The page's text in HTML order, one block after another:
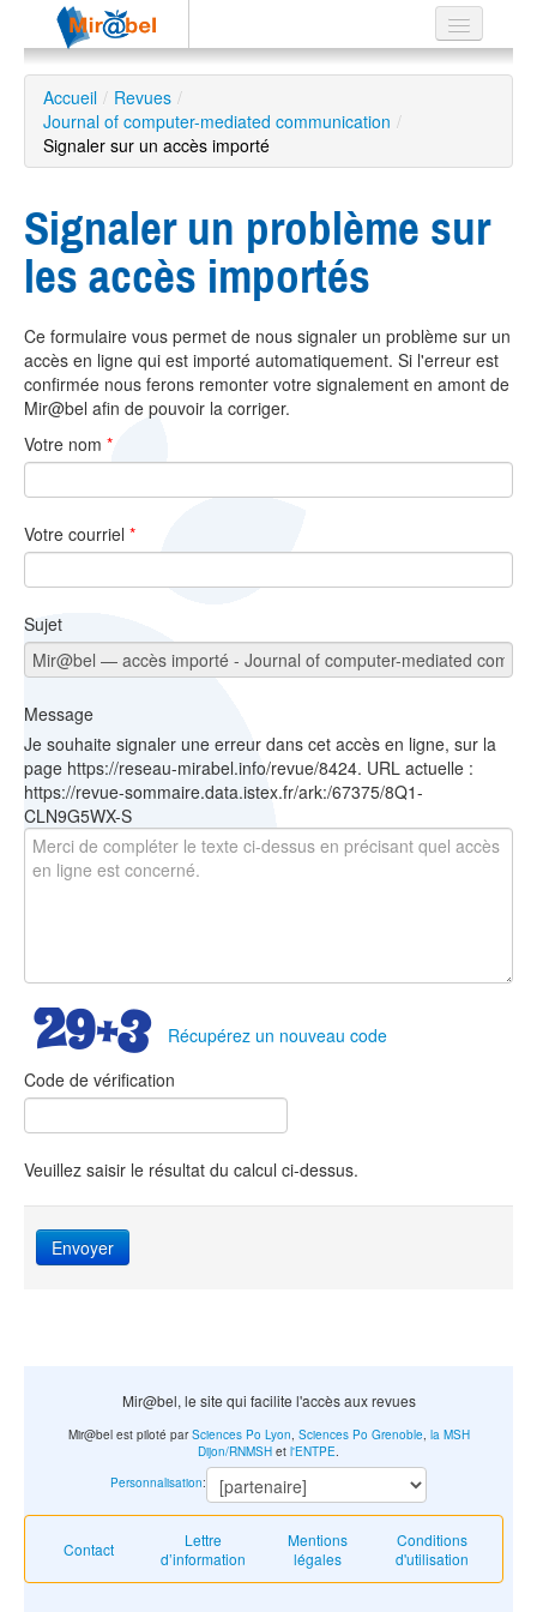
Le réseau
Soutien
Listes
Recherche
EN
ES
Accueil / Revues /
Journal of computer-mediated communication /
Signaler sur un accès importé
Signaler un problème sur
les accès importés
Ce formulaire vous permet de nous signaler un problème sur un
accès en ligne qui est importé automatiquement. Si l'erreur est
confirmée nous ferons remonter votre signalement en amont de
Mir@bel afin de pouvoir la corriger.
Votre nom *
Votre courriel *
Sujet
Message
Je souhaite signaler une erreur dans cet accès en ligne, sur la
page https://reseau-mirabel.info/revue/8424. URL actuelle :
https://revue-sommaire.data.istex.fr/ark:/67375/8Q1-
CLN9G5WX-S
Récupérez un nouveau code
Code de vérification
Veuillez saisir le résultat du calcul ci-dessus.
Envoyer
Mir@bel, le site qui facilite l'accès aux revues
Contact
Lettre
d’information
Mentions
légales
Conditions
d'utilisation
Mir@bel est piloté parSciences Po Lyon Sciences Po Grenoble, la MSH
Dijon/RNMSH et l'ENTPE
Personnalisation: